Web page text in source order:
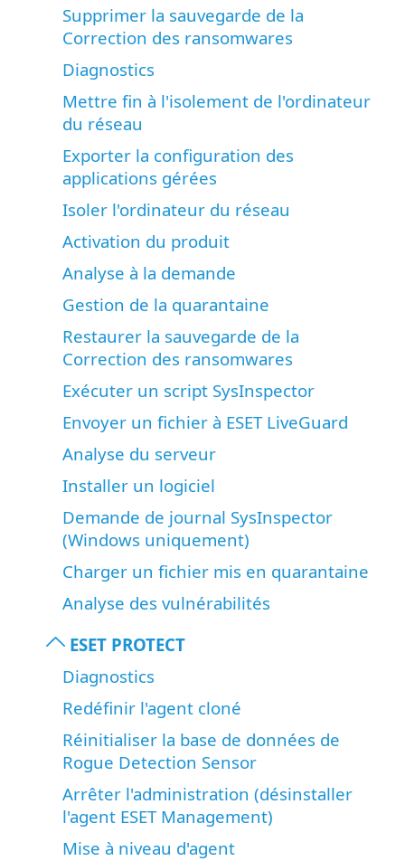
Supprimer la sauvegarde de la
Correction des ransomwares
Diagnostics
Mettre fin à l'isolement de l'ordinateur
du réseau
Exporter la configuration des
applications gérées
Isoler l'ordinateur du réseau
Activation du produit
Analyse à la demande
Gestion de la quarantaine
Restaurer la sauvegarde de la
Correction des ransomwares
Exécuter un script SysInspector
Envoyer un fichier à ESET LiveGuard
Analyse du serveur
Installer un logiciel
Demande de journal SysInspector
(Windows uniquement)
Charger un fichier mis en quarantaine
Analyse des vulnérabilités
ESET PROTECT
Diagnostics
Redéfinir l'agent cloné
Réinitialiser la base de données de
Rogue Detection Sensor
Arrêter l'administration (désinstaller
l'agent ESET Management)
Mise à niveau d'agent